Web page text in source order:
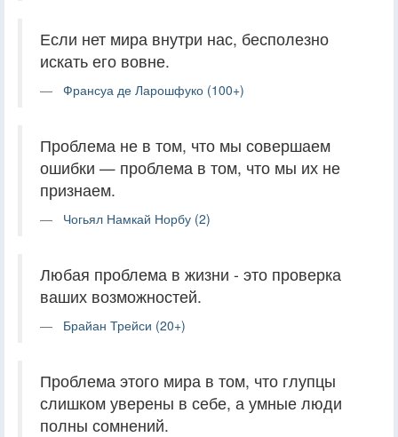
Если нет мира внутри нас, бесполезно
искать его вовне.
Франсуа де Ларошфуко (100+)
Проблема не в том, что мы совершаем
ошибки — проблема в том, что мы их не
признаем.
Чогьял Намкай Норбу (2)
Любая проблема в жизни - это проверка
ваших возможностей.
Брайан Трейси (20+)
Проблема этого мира в том, что глупцы
слишком уверены в себе, а умные люди
полны сомнений.